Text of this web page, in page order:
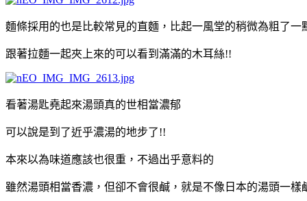
麵條採用的也是比較常見的直麵，比起一風堂的稍微為粗了一
跟著拉麵一起夾上來的可以看到滿滿的木耳絲!!
看著湯匙堯起來湯頭真的世相當濃郁
可以說是到了近乎濃湯的地步了!!
本來以為味道應該也很重，不過出乎意料的
雖然湯頭相當香濃，但卻不會很鹹，就是不像日本的湯頭一樣